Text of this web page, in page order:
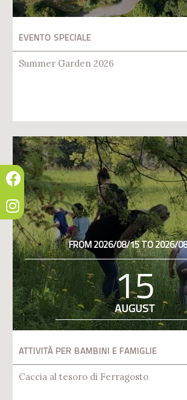
EVENTO SPECIALE
Summer Garden 2026
FROM 2026/08/15 TO 2026/
15
AUGUST
ATTIVITÀ PER BAMBINI E FAMIGLIE
Caccia al tesoro di Ferragosto